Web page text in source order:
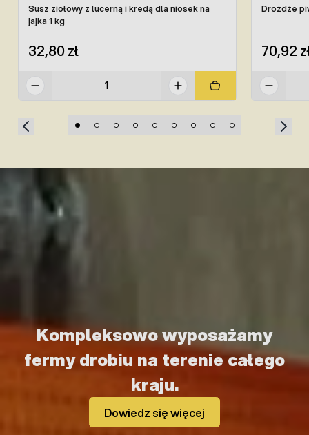
Susz ziołowy z lucerną i kredą dla niosek na
jajka 1 kg
32,80 zł 70,92
Kompleksowo wyposażamy
fermy drobiu na terenie całego
kraju.
Dowiedz się więcej